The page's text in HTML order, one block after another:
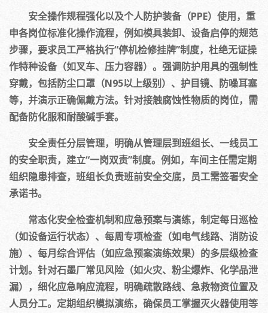
安全操作规程强化以及个人防护装备（PPE）使用，重
申各岗位标准化操作流程，例如模具装卸、设备启停的规范
步骤，要求员工严格执行“停机检修挂牌”制度，杜绝无证操
作特种设备（如叉车、压力容器）。强调防护用具的强制性
穿戴，包括防尘口罩（N95以上级别）、护目镜、防噪耳塞
等，并演示正确佩戴方法。针对接触腐蚀性物质的岗位，需
配备防化服和耐酸碱手套。
安全责任分层管理，明确从管理层到班组长、一线员工
的安全职责，建立“一岗双责”制度。例如，车间主任需定期
组织隐患排查，班组长负责班前安全交底，员工需签署安全
承诺书。
常态化安全检查机制和应急预案与演练，制定每日巡检
（如设备运行状态）、每周专项检查（如电气线路、消防设
施）、每月综合评估（如应急预案演练效果）的多层级检查
计划。针对石墨厂常见风险（如火灾、粉尘爆炸、化学品泄
漏），细化应急响应流程，明确疏散路线、急救物资位置及
人员分工。定期组织模拟演练，确保员工掌握灭火器使用等